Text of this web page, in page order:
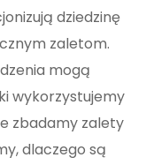
dziedzinę
zaletom.
mogą
wykorzystujemy
zbadamy zalety
dlaczego są